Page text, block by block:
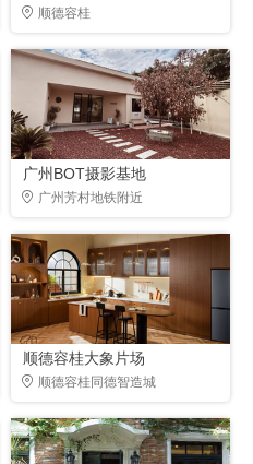
顺德容桂
广州BOT摄影基地
广州芳村地铁附近
顺德容桂大象片场
顺德容桂同德智造城